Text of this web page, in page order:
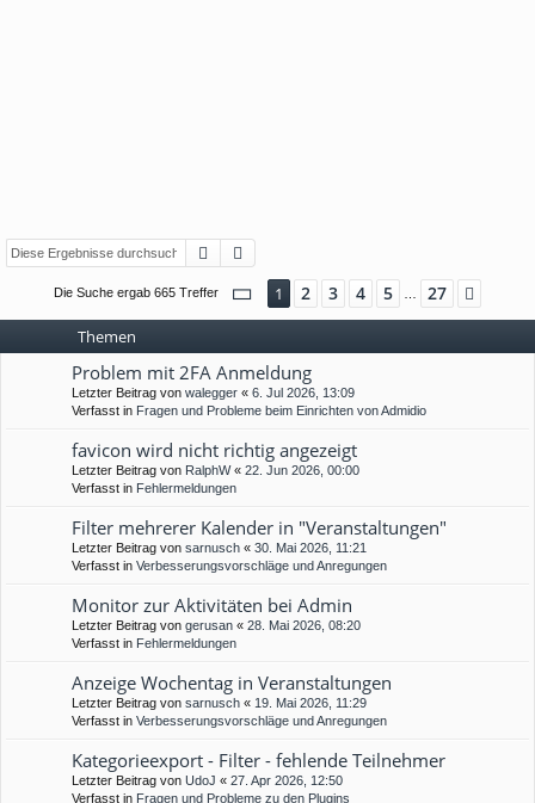
Suche
Die Suche ergab 665 Treffer Seite 1 von 27
1 2 3 4 5 27
Themen
Problem mit 2FA Anmeldung
Letzter Beitrag von walegger « 6. Jul 2026, 13:09
Verfasst in Fragen und Probleme beim Einrichten von Admidio
favicon wird nicht richtig angezeigt
Letzter Beitrag von RalphW« 22. Jun 2026, 00:00
Verfasst in Fehlermeldungen
Filter mehrerer Kalender in "Veranstaltungen"
Letzter Beitrag von sarnusch « 30. Mai 2026, 11:21
Verfasst in Verbesserungsvorschläge und Anregungen
Monitor zur Aktivitäten bei Admin
Letzter Beitrag von gerusan « 28. Mai 2026, 08:20
Verfasst in Fehlermeldungen
Anzeige Wochentag in Veranstaltungen
Letzter Beitrag von sarnusch « 19. Mai 2026, 11:29
Verfasst in Verbesserungsvorschläge und Anregungen
Kategorieexport - Filter - fehlende Teilnehmer
Letzter Beitrag von UdoJ « 27. Apr 2026, 12:50
Verfasst in Fragen und Probleme zu den Plugins